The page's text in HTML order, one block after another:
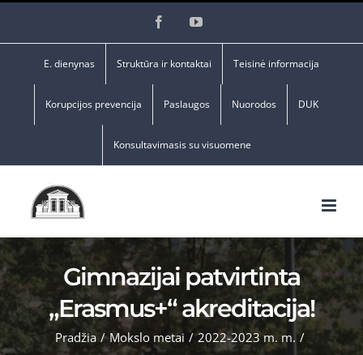
FacebookYouTube
E. dienynas Struktūra ir kontaktai Teisinė informacija
Korupcijos prevencija Paslaugos Nuorodos DUK
Konsultavimasis su visuomene
Gimnazijai patvirtinta
„Erasmus+“ akreditacija!
Pradžia / Mokslo metai / 2022-2023 m. m. /